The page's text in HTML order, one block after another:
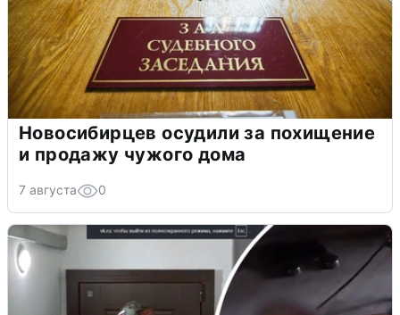
Новосибирцев осудили за похищение
и продажу чужого дома
7 августа 0